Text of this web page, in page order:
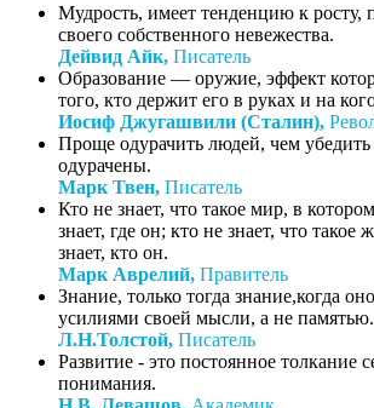
Мудрость, имеет тенденцию к росту,
своего собственного невежества.
Дейвид Айк, Писатель
Образование — оружие, эффект
того, кто держит его в руках и на
Иосиф Джугашвили (Сталин),
Проще одурачить людей, чем
одурачены.
Марк Твен, Писатель
Кто не знает, что такое мир, в
знает, где он; кто не знает, что такое
знает, кто он.
Марк Аврелий, Правитель
Знание, только тогда знание,когда
усилиями своей мысли, а не памятью.
Л.Н.Толстой, Писатель
Развитие - это постоянное толкание
понимания.